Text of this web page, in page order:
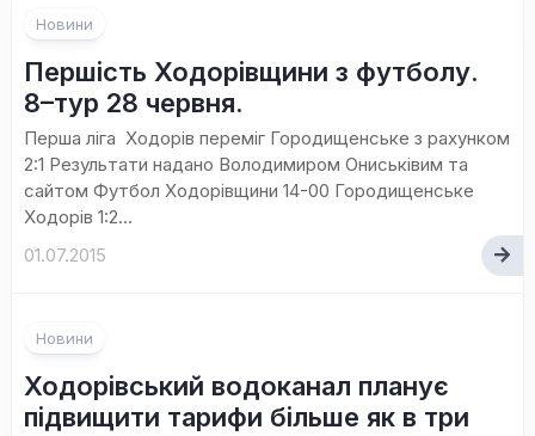
Новини
Першість Ходорівщини з футболу.
8–тур 28 червня.
Перша ліга Ходорів переміг Городищенське з рахунком
2:1 Результати надано Володимиром Ониськівим та
сайтом Футбол Ходорівщини 14-00 Городищенське
Ходорів 1:2...
01.07.2015
Новини
Ходорівський водоканал планує
підвищити тарифи більше як в три